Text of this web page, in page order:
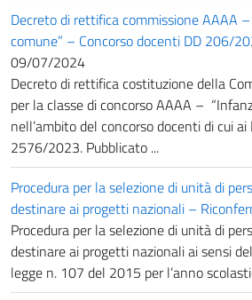
Decreto di rettifica commissione AAAA
comune” – Concorso docenti DD 206/
09/07/2024
Decreto di rettifica costituzione della
per la classe di concorso AAAA –
nell’ambito del concorso docenti di cui
2576/2023. Pubblicato ...
Procedura per la selezione di unità di
destinare ai progetti nazionali –
Procedura per la selezione di unità di
destinare ai progetti nazionali ai sensi
legge n. 107 del 2015 per l’anno